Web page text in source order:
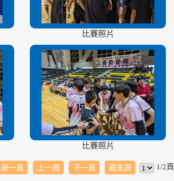
比賽照片
比賽照片
第一頁 上一頁 下一頁 最末頁 1/2頁